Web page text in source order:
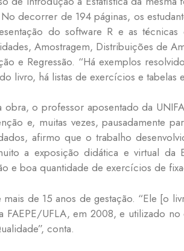
decorrer de 194 páginas, os
do software R e as
Amostragem, Distribuições de
e Regressão. “Há exemplos
livro, há listas de exercícios e tabelas
o professor aposentado da
e, muitas vezes, pausadamente
afirmo que o trabalho
a exposição didática e virtual da
e boa quantidade de exercícios de
de 15 anos de gestação. “Ele [o
UFLA, em 2008, e utilizado no
conta.